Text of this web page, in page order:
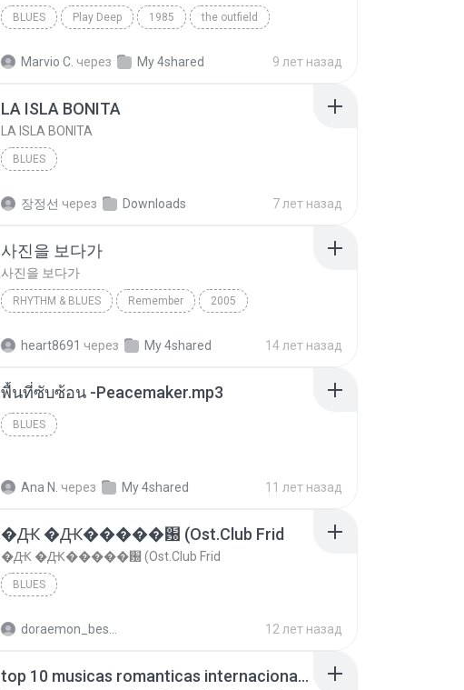
BLUES Play Deep 1985 the outfield
Marvio C. через My 4shared 9 лет назад
LA ISLA BONITA
LA ISLA BONITA
BLUES
장정선 через Downloads 7 лет назад
사진을 보다가
사진을 보다가
RHYTHM & BLUES Remember 2005
heart8691 через My 4shared 14 лет назад
พื้นที่ซับซ้อน -Peacemaker.mp3
BLUES
Ana N. через My 4shared 11 лет назад
�Ԫ �Ԫ�����԰ (Ost.Club Frid
�Ԫ �Ԫ�����԰ (Ost.Club Frid
BLUES
12 лет назад
top 10 musicas romanticas internacionais as antigas que faz seu coraçao bater mais forte remix